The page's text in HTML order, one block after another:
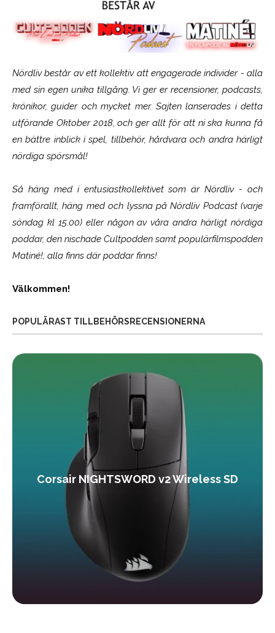
Nördliv består av ett kollektiv att engagerade individer - alla
med sin egen unika tillgång. Vi ger er recensioner, podcasts,
krönikor, guider och mycket mer. Sajten lanserades i detta
utförande Oktober 2018, och ger allt för att ni ska kunna få
en bättre inblick i spel, tillbehör, hårdvara och andra härligt
nördiga spörsmål!
Så häng med i entusiastkollektivet som ärNördliv- och
framförallt, häng med och lyssna på Nördliv Podcast (varje
söndag kl 15.00) eller någon av våra andra härligt nördiga
poddar, den nischade Cultpodden samt populärfilmspodden
Matiné!; alla finns där poddar finns!
Välkommen!
POPULÄRAST TILLBEHÖRSRECENSIONERNA
Corsair NIGHTSWORD v2 Wireless SD